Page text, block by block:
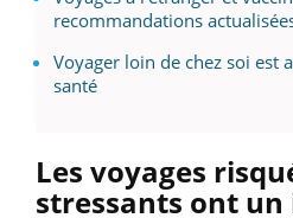
recommandations
Voyager loin de chez soi est
santé
Les voyages
stressants ont